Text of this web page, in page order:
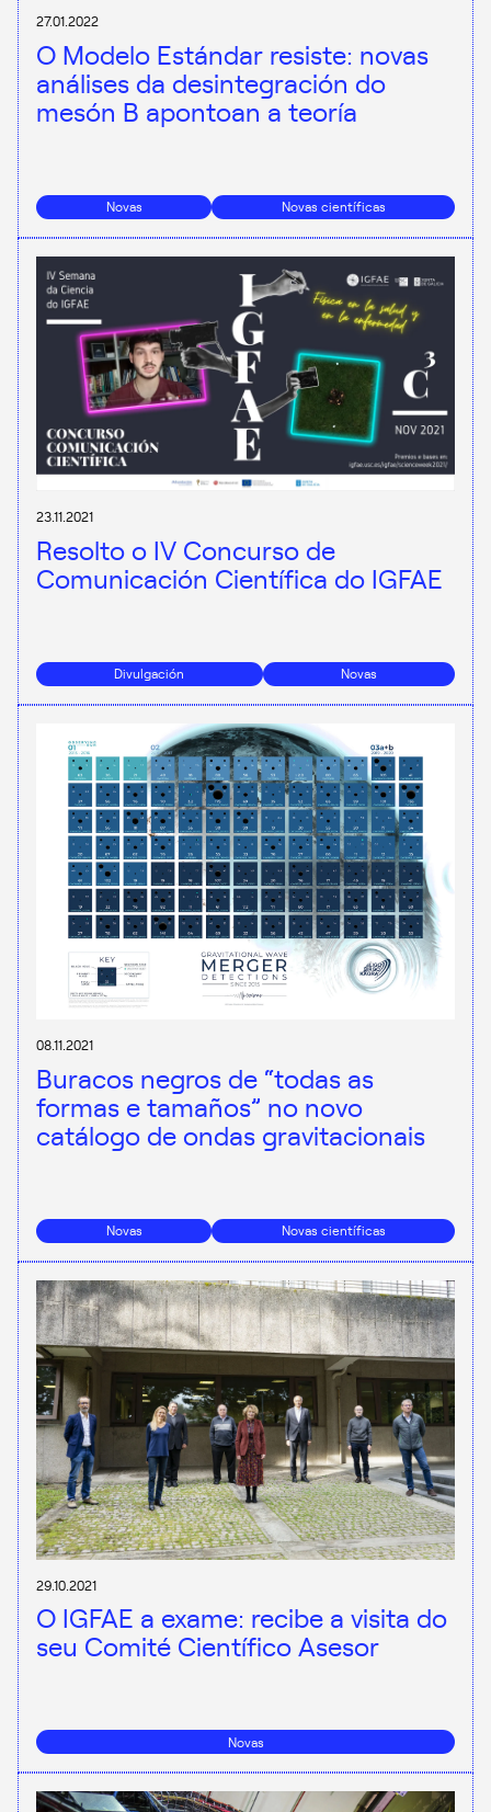
27.01.2022
O Modelo Estándar resiste: novas
análises da desintegración do
mesón B apontoan a teoría
Novas Novas científicas
23.11.2021
Resolto o IV Concurso de
Comunicación Científica do IGFAE
Divulgación Novas
08.11.2021
Buracos negros de “todas as
formas e tamaños” no novo
catálogo de ondas gravitacionais
Novas Novas científicas
29.10.2021
O IGFAE a exame: recibe a visita do
seu Comité Científico Asesor
Novas